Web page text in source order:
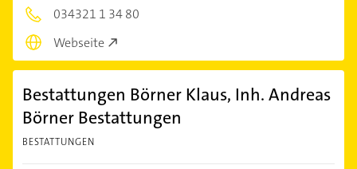
034321 1 34 80
Webseite
Bestattungen Börner Klaus, Inh. Andreas
Börner Bestattungen
BESTATTUNGEN